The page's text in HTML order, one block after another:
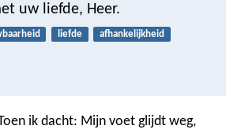
uw liefde, Heer.
liefde afhankelijkheid
ik dacht: Mijn voet glijdt weg,